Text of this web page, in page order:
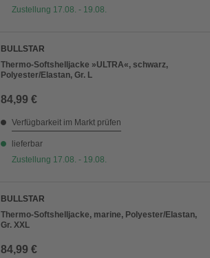
Zustellung 17.08. - 19.08.
BULLSTAR
Thermo-Softshelljacke »ULTRA«, schwarz,
Polyester/Elastan, Gr. L
84,99 €
Verfügbarkeit im Markt prüfen
lieferbar
Zustellung 17.08. - 19.08.
BULLSTAR
Thermo-Softshelljacke, marine, Polyester/Elastan,
Gr. XXL
84,99 €